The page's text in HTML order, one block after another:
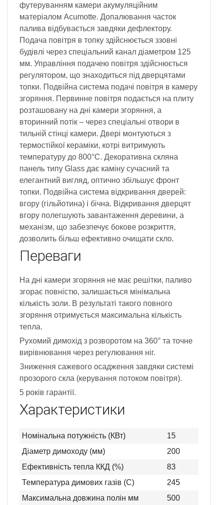
футеруванням камери акумуляційним
матеріалом Acumotte. Допалювання часток
палива відбувається завдяки дефлектору.
Подача повітря в топку здійснюється ззовні
будівлі через спеціальний канал діаметром 125
мм. Управління подачею повітря здійснюється
регулятором, що знаходиться під дверцятами
топки. Подвійна система подачі повітря в камеру
згоряння. Первинне повітря подається на плиту
розташовану на дні камери згоряння, а
вторинний потік – через спеціальні отвори в
тильній стінці камери. Двері монтуються з
термостійкої кераміки, котрі витримують
температуру до 800°C. Декоративна скляна
панель типу Glass дає каміну сучасний та
елегантний вигляд, оптично збільшує фронт
топки. Подвійна система відкривання дверей:
вгору (гільйотина) і бічна. Відкривання дверцят
вгору полегшують завантаження деревини, а
механізм, що забезпечує бокове розкриття,
дозволить більш ефективно очищати скло.
Переваги
На дні камери згоряння не має решітки, паливо
згорає повністю, залишається мінімальна
кількість золи. В результаті такого повного
згоряння отримується максимальна кількість
тепла.
Рухомий димохід з розворотом на 360° та точне
вирівнювання через регулювання ніг.
Зниження сажевого осадження завдяки системі
прозорого скла (керування потоком повітря).
5 років гарантії.
Характеристики
Номінальна потужність (КВт)
15
Діаметр димоходу (мм)
200
Ефективність тепла ККД (%)
83
Температура димових газів (C)
245
Максимальна довжина полін мм
500